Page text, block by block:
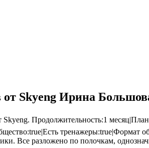
от Skyeng Ирина
Skyeng. Продолжительность:1
тренажеры:true|Формат
Все разложено по полочкам,